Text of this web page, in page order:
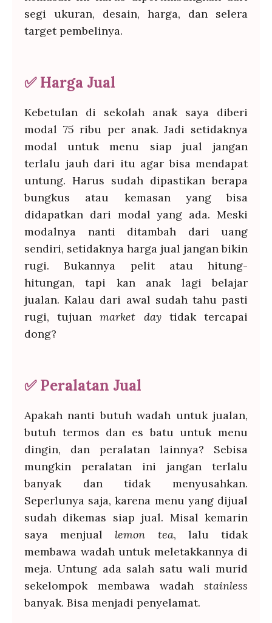
segi ukuran, desain, harga, dan selera
target pembelinya.
✅Harga Jual
Kebetulan di sekolah anak saya diberi
modal 75 ribu per anak. Jadi setidaknya
modal untuk menu siap jual jangan
terlalu jauh dari itu agar bisa mendapat
untung. Harus sudah dipastikan berapa
bungkus atau kemasan yang bisa
didapatkan dari modal yang ada. Meski
modalnya nanti ditambah dari uang
sendiri, setidaknya harga jual jangan bikin
rugi. Bukannya pelit atau hitung-
hitungan, tapi kan anak lagi belajar
jualan. Kalau dari awal sudah tahu pasti
rugi, tujuanmarket day tidak tercapai
dong?
✅Peralatan Jual
Apakah nanti butuh wadah untuk jualan,
butuh termos dan es batu untuk menu
dingin, dan peralatan lainnya? Sebisa
mungkin peralatan ini jangan terlalu
banyak dan tidak menyusahkan.
Seperlunya saja, karena menu yang dijual
sudah dikemas siap jual. Misal kemarin
saya menjual lemon tea, lalu tidak
membawa wadah untuk meletakkannya di
meja. Untung ada salah satu wali murid
sekelompok membawa wadah stainless
banyak. Bisa menjadi penyelamat.